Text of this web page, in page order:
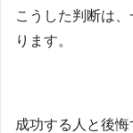
こうした判断は
ります。
成功する人と後